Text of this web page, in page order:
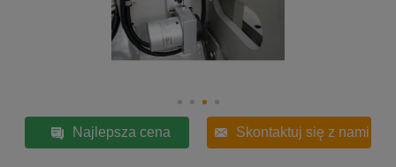
Najlepsza cena Skontaktuj się z nami